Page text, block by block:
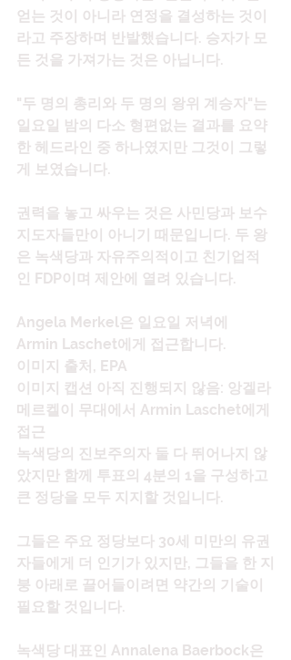
얻는 것이 아니라 연정을 결성하는 것이
라고 주장하며 반발했습니다. 승자가 모
든 것을 가져가는 것은 아닙니다.
"두 명의 총리와 두 명의 왕위 계승자"는
일요일 밤의 다소 형편없는 결과를 요약
한 헤드라인 중 하나였지만 그것이 그렇
게 보였습니다.
권력을 놓고 싸우는 것은 사민당과 보수
지도자들만이 아니기 때문입니다. 두 왕
은 녹색당과 자유주의적이고 친기업적
인 FDP이며 제안에 열려 있습니다.
Angela Merkel은 일요일 저녁에
Armin Laschet에게 접근합니다.
이미지 출처, EPA
이미지 캡션 아직 진행되지 않음: 앙겔라
메르켈이 무대에서 Armin Laschet에게
접근
녹색당의 진보주의자 둘 다 뛰어나지 않
았지만 함께 투표의 4분의 1을 구성하고
큰 정당을 모두 지지할 것입니다.
그들은 주요 정당보다 30세 미만의 유권
자들에게 더 인기가 있지만, 그들을 한 지
붕 아래로 끌어들이려면 약간의 기술이
필요할 것입니다.
녹색당 대표인 Annalena Baerbock은